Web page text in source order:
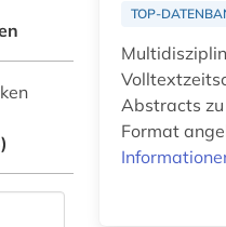
TOP-
Abstracts
Format